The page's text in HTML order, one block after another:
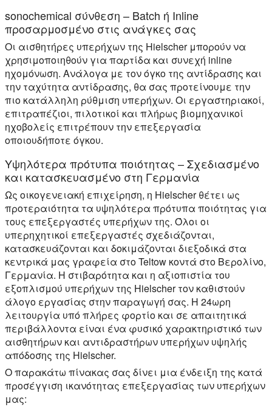
sonochemical σύνθεση – Batch ή Inline
προσαρμοσμένο στις ανάγκες σας
Οι αισθητήρες υπερήχων της Hielscher μπορούν να
χρησιμοποιηθούν για παρτίδα και συνεχή inline
ηχομόνωση. Ανάλογα με τον όγκο της αντίδρασης και
την ταχύτητα αντίδρασης, θα σας προτείνουμε την
πιο κατάλληλη ρύθμιση υπερήχων. Οι εργαστηριακοί,
επιτραπέζιοι, πιλοτικοί και πλήρως βιομηχανικοί
ηχοβολείς επιτρέπουν την επεξεργασία
οποιουδήποτε όγκου.
Υψηλότερα πρότυπα ποιότητας – Σχεδιασμένο
και κατασκευασμένο στη Γερμανία
Ως οικογενειακή επιχείρηση, η Hielscher θέτει ως
προτεραιότητα τα υψηλότερα πρότυπα ποιότητας για
τους επεξεργαστές υπερήχων της. Όλοι οι
υπερηχητικοί επεξεργαστές σχεδιάζονται,
κατασκευάζονται και δοκιμάζονται διεξοδικά στα
κεντρικά μας γραφεία στο Teltow κοντά στο Βερολίνο,
Γερμανία. Η στιβαρότητα και η αξιοπιστία του
εξοπλισμού υπερήχων της Hielscher τον καθιστούν
άλογο εργασίας στην παραγωγή σας. Η 24ωρη
λειτουργία υπό πλήρες φορτίο και σε απαιτητικά
περιβάλλοντα είναι ένα φυσικό χαρακτηριστικό των
αισθητήρων και αντιδραστήρων υπερήχων υψηλής
απόδοσης της Hielscher.
Ο παρακάτω πίνακας σας δίνει μια ένδειξη της κατά
προσέγγιση ικανότητας επεξεργασίας των υπερήχων
μας: